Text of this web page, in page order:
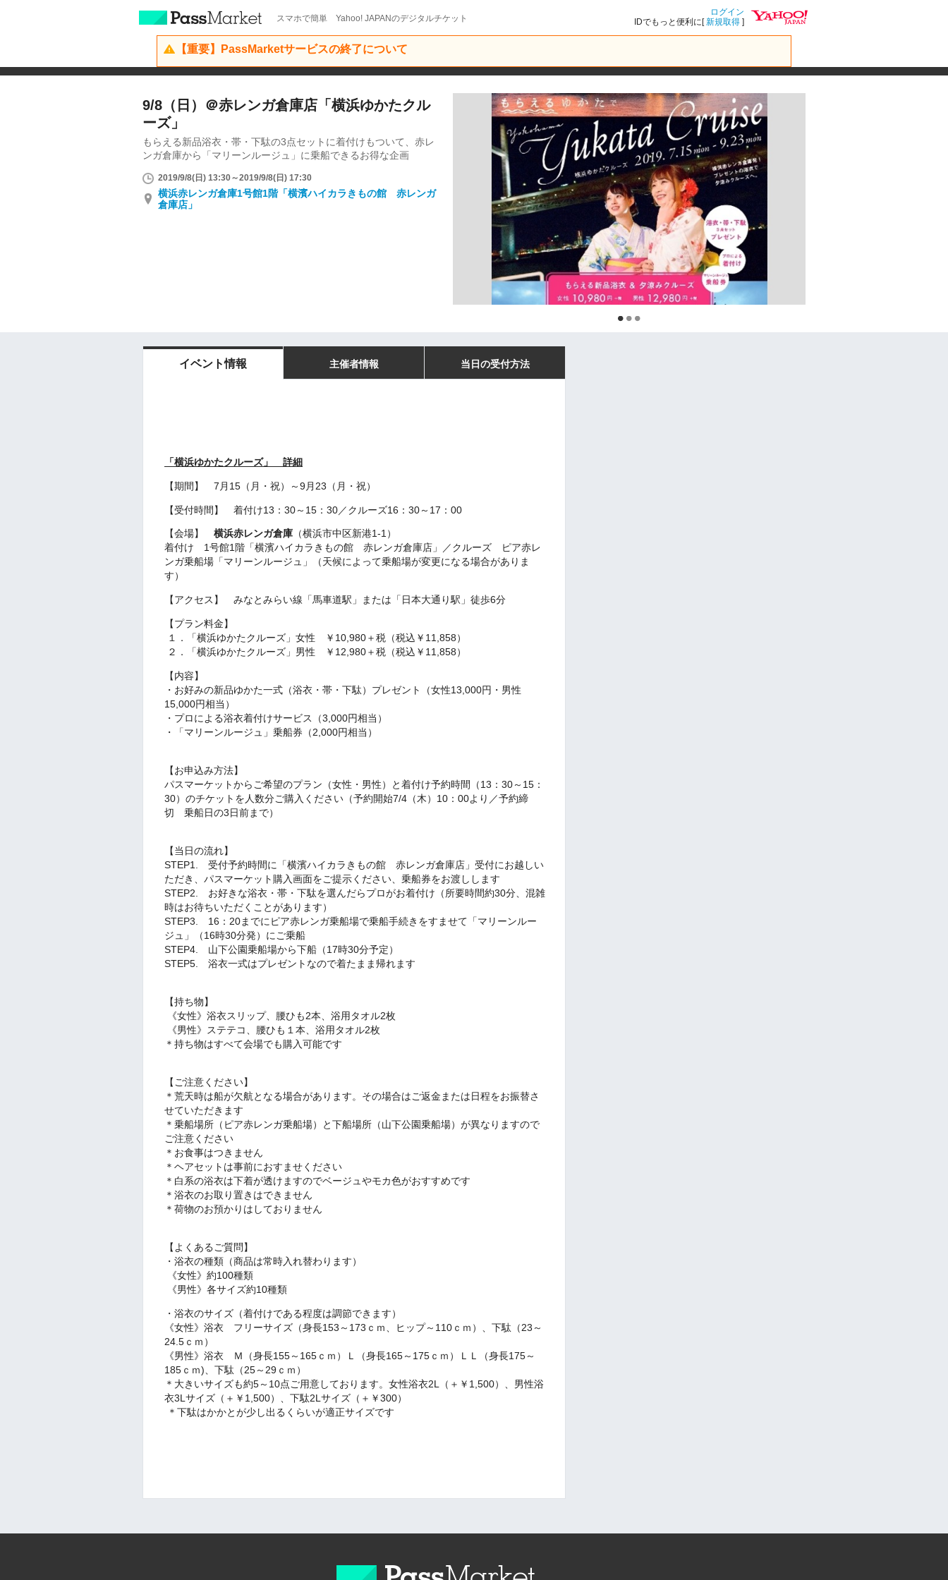
スマホで簡単 Yahoo! JAPANのデジタルチケット
ログイン
IDでもっと便利に[新規取得 ]
【重要】PassMarketサービスの終了について
9/8（日）＠赤レンガ倉庫店「横浜ゆかたクル
ーズ」
もらえる新品浴衣・帯・下駄の3点セットに着付けもついて、赤レ
ンガ倉庫から「マリーンルージュ」に乗船できるお得な企画
2019/9/8(日) 13:30～2019/9/8(日) 17:30
横浜赤レンガ倉庫1号館1階「横濱ハイカラきもの館 赤レンガ
倉庫店」
イベント情報 主催者情報 当日の受付方法
「横浜ゆかたクルーズ」 詳細
【期間】 7月15（月・祝）～9月23（月・祝）
【受付時間】 着付け13：30～15：30／クルーズ16：30～17：00
【会場】 横浜赤レンガ倉庫 （横浜市中区新港1-1）
着付け 1号館1階「横濱ハイカラきもの館 赤レンガ倉庫店」／クルーズ ピア赤レ
ンガ乗船場「マリーンルージュ」（天候によって乗船場が変更になる場合がありま
す）
【アクセス】 みなとみらい線「馬車道駅」または「日本大通り駅」徒歩6分
【プラン料金】
１．「横浜ゆかたクルーズ」女性 ￥10,980＋税（税込￥11,858）
２．「横浜ゆかたクルーズ」男性 ￥12,980＋税（税込￥11,858）
【内容】
・お好みの新品ゆかた一式（浴衣・帯・下駄）プレゼント（女性13,000円・男性
15,000円相当）
・プロによる浴衣着付けサービス（3,000円相当）
・「マリーンルージュ」乗船券（2,000円相当）
【お申込み方法】
パスマーケットからご希望のプラン（女性・男性）と着付け予約時間（13：30～15：
30）のチケットを人数分ご購入ください（予約開始7/4（木）10：00より／予約締
切 乗船日の3日前まで）
【当日の流れ】
STEP1. 受付予約時間に「横濱ハイカラきもの館 赤レンガ倉庫店」受付にお越しい
ただき、パスマーケット購入画面をご提示ください、乗船券をお渡しします
STEP2. お好きな浴衣・帯・下駄を選んだらプロがお着付け（所要時間約30分、混雑
時はお待ちいただくことがあります）
STEP3. 16：20までにピア赤レンガ乗船場で乗船手続きをすませて「マリーンルー
ジュ」（16時30分発）にご乗船
STEP4. 山下公園乗船場から下船（17時30分予定）
STEP5. 浴衣一式はプレゼントなので着たまま帰れます
【持ち物】
《女性》浴衣スリップ、腰ひも2本、浴用タオル2枚
《男性》ステテコ、腰ひも１本、浴用タオル2枚
＊持ち物はすべて会場でも購入可能です
【ご注意ください】
＊荒天時は船が欠航となる場合があります。その場合はご返金または日程をお振替さ
せていただきます
＊乗船場所（ピア赤レンガ乗船場）と下船場所（山下公園乗船場）が異なりますので
ご注意ください
＊お食事はつきません
＊ヘアセットは事前におすませください
＊白系の浴衣は下着が透けますのでベージュやモカ色がおすすめです
＊浴衣のお取り置きはできません
＊荷物のお預かりはしておりません
【よくあるご質問】
・浴衣の種類（商品は常時入れ替わります）
《女性》約100種類
《男性》各サイズ約10種類
・浴衣のサイズ（着付けである程度は調節できます）
《女性》浴衣 フリーサイズ（身長153～173ｃｍ、ヒップ～110ｃｍ）、下駄（23～
24.5ｃｍ）
《男性》浴衣 Ｍ（身長155～165ｃｍ）Ｌ（身長165～175ｃｍ）ＬＬ（身長175～
185ｃｍ)、下駄（25～29ｃｍ）
＊大きいサイズも約5～10点ご用意しております。女性浴衣2L（＋￥1,500）、男性浴
衣3Lサイズ（＋￥1,500）、下駄2Lサイズ（＋￥300）
＊下駄はかかとが少し出るくらいが適正サイズです